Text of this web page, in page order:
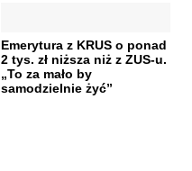
Emerytura z KRUS o ponad
2 tys. zł niższa niż z ZUS-u.
„To za mało by
samodzielnie żyć”